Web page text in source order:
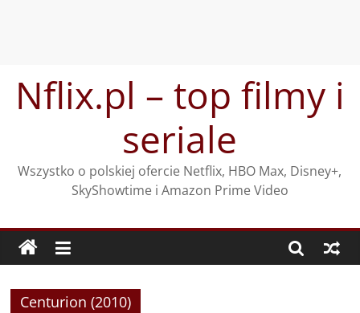
treściNflix.pl – top filmy i
seriale
Wszystko o polskiej ofercie Netflix, HBO Max, Disney+,
SkyShowtime i Amazon Prime Video
Centurion (2010)